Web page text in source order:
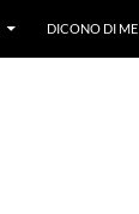
DICONO DI ME